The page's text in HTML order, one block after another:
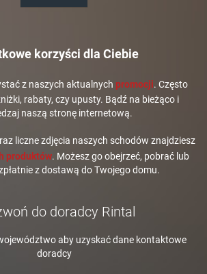
korzyści dla Ciebie
z naszych aktualnych promocji. Często
rabaty, czy upusty. Bądź na bieżąco i
naszą stronę internetową.
liczne zdjęcia naszych schodów znajdziesz
produktów. Możesz go obejrzeć, pobrać lub
z dostawą do Twojego domu.
do doradcy Rintal
aby uzyskać dane kontaktowe
doradcy